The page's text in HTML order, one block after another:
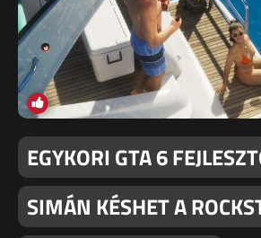
EGYKORI GTA 6
SIMÁN KÉSHET A